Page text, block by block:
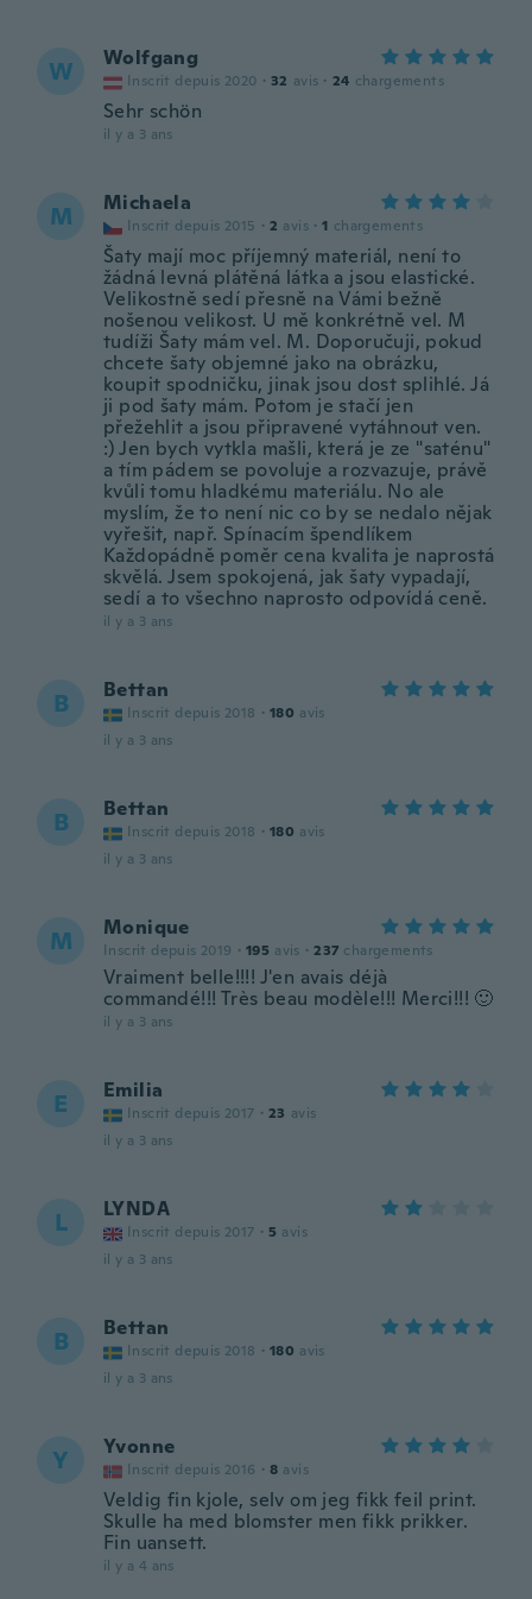
W Wolfgang
Inscrit depuis 2020 · 32 avis · 24 chargements
Sehr schön
il y a 3 ans
M Michaela
Inscrit depuis 2015 · 2 avis · 1 chargements
Šaty mají moc příjemný materiál, není to
žádná levná plátěná látka a jsou elastické.
Velikostně sedí přesně na Vámi bežně
nošenou velikost. U mě konkrétně vel. M
tudíži Šaty mám vel. M. Doporučuji, pokud
chcete šaty objemné jako na obrázku,
koupit spodničku, jinak jsou dost splihlé. Já
ji pod šaty mám. Potom je stačí jen
přežehlit a jsou připravené vytáhnout ven.
:) Jen bych vytkla mašli, která je ze "saténu"
a tím pádem se povoluje a rozvazuje, právě
kvůli tomu hladkému materiálu. No ale
myslím, že to není nic co by se nedalo nějak
vyřešit, např. Spínacím špendlíkem
Každopádně poměr cena kvalita je naprostá
skvělá. Jsem spokojená, jak šaty vypadají,
sedí a to všechno naprosto odpovídá ceně.
il y a 3 ans
B Bettan
Inscrit depuis 2018 · 180 avis
il y a 3 ans
B Bettan
Inscrit depuis 2018 · 180 avis
il y a 3 ans
M Monique
Inscrit depuis 2019 · 195 avis · 237 chargements
Vraiment belle!!!! J'en avais déjà
commandé!!! Très beau modèle!!! Merci!!! 🙂
il y a 3 ans
E Emilia
Inscrit depuis 2017 · 23 avis
il y a 3 ans
L LYNDA
Inscrit depuis 2017 · 5 avis
il y a 3 ans
B Bettan
Inscrit depuis 2018 · 180 avis
il y a 3 ans
Y Yvonne
Inscrit depuis 2016 · 8 avis
Veldig fin kjole, selv om jeg fikk feil print.
Skulle ha med blomster men fikk prikker.
Fin uansett.
il y a 4 ans